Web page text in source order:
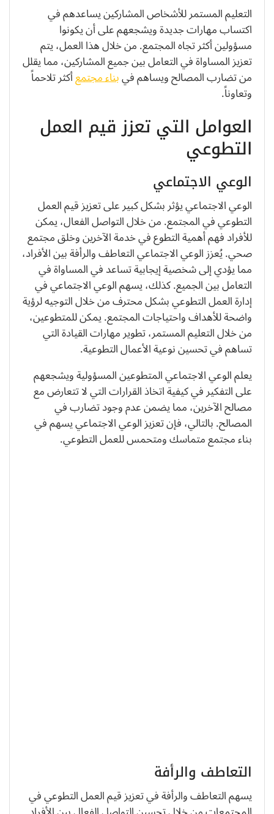
التعليم المستمر للأشخاص المشاركين يساعدهم في
اكتساب مهارات جديدة ويشجعهم على أن يكونوا
مسؤولين أكثر تجاه المجتمع. من خلال هذا العمل، يتم
تعزيز المساواة في التعامل بين جميع المشاركين، مما يقلل
من تضارب المصالح ويساهم فيبناء مجتمعأكثر تلاحماً
وتعاوناً.
العوامل التي تعزز قيم العمل
التطوعي
الوعي الاجتماعي
الوعي الاجتماعي يؤثر بشكل كبير على تعزيز قيم العمل
التطوعي في المجتمع. من خلال التواصل الفعال، يمكن
للأفراد فهم أهمية التطوع في خدمة الآخرين وخلق مجتمع
صحي. يُعزز الوعي الاجتماعي التعاطف والرأفة بين الأفراد،
مما يؤدي إلى شخصية إيجابية تساعد في المساواة في
التعامل بين الجميع. كذلك، يسهم الوعي الاجتماعي في
إدارة العمل التطوعي بشكل محترف من خلال التوجيه لرؤية
واضحة للأهداف واحتياجات المجتمع. يمكن للمتطوعين،
من خلال التعليم المستمر، تطوير مهارات القيادة التي
تساهم في تحسين نوعية الأعمال التطوعية.
يعلم الوعي الاجتماعي المتطوعين المسؤولية ويشجعهم
على التفكير في كيفية اتخاذ القرارات التي لا تتعارض مع
مصالح الآخرين، مما يضمن عدم وجود تضارب في
المصالح. بالتالي، فإن تعزيز الوعي الاجتماعي يسهم في
بناء مجتمع متماسك ومتحمس للعمل التطوعي.
التعاطف والرأفة
يسهم التعاطف والرأفة في تعزيز قيم العمل التطوعي في